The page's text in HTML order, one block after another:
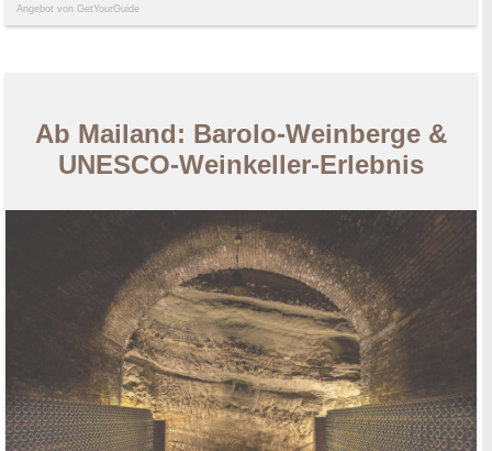
Angebot von GetYourGuide
Ab Mailand: Barolo-Weinberge &
UNESCO-Weinkeller-Erlebnis